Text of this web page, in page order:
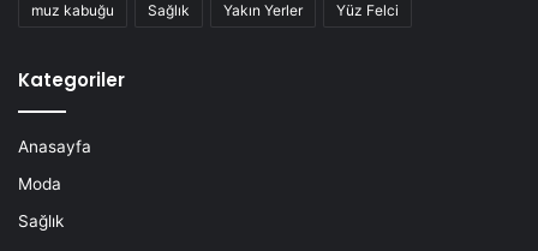
muz kabuğu Sağlık Yakın Yerler Yüz Felci
Kategoriler
Anasayfa
Moda
Sağlık